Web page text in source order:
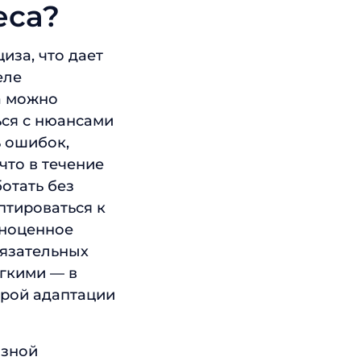
что дает
можно
с нюансами
ошибок,
в течение
без
к
— в
адаптации